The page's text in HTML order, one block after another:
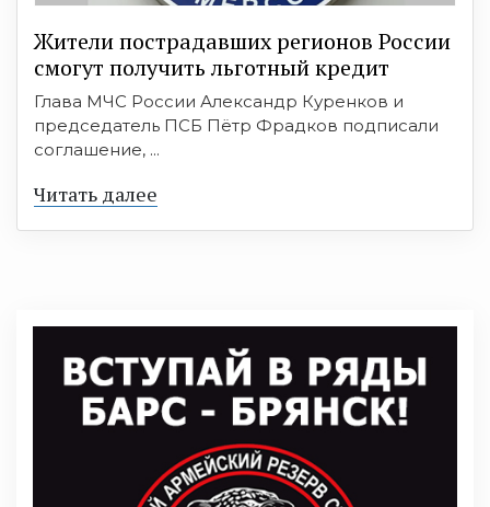
Жители пострадавших регионов России
смогут получить льготный кредит
Глава МЧС России Александр Куренков и
председатель ПСБ Пётр Фрадков подписали
соглашение, ...
Читать далее